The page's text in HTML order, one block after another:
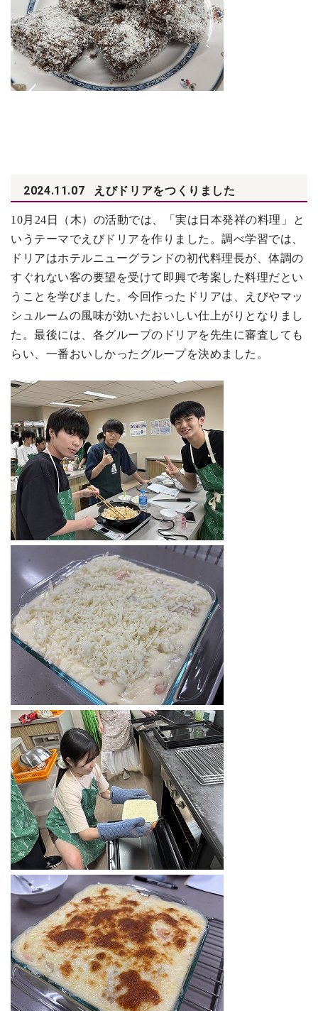
2024.11.07 えびドリアをつくりました
10月24日（木）の活動では、「実は日本発祥の料理」と
いうテーマでえびドリアを作りました。調べ学習では、
ドリアはホテルニューグランドの初代料理長が、体調の
すぐれない客の要望を受けて即興で考案した料理だとい
うことを学びました。今回作ったドリアは、えびやマッ
シュルームの風味が効いたおいしい仕上がりとなりまし
た。最後には、各グループのドリアを先生に審査しても
らい、一番おいしかったグループを決めました。